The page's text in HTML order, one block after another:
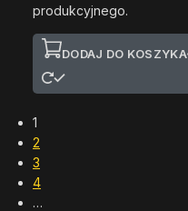
produkcyjnego.
DODAJ DO KOSZYKA
1
2
3
4
…